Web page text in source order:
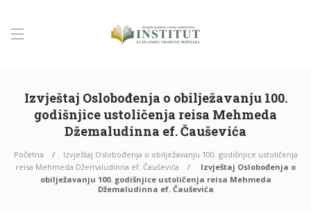
Izvještaj Oslobođenja o obilježavanju 100.
godišnjice ustoličenja reisa Mehmeda
Džemaludinna ef. Čauševića
Početna
Izvještaj Oslobođenja o obilježavanju 100. godišnjice ustoličenja
reisa Mehmeda Džemaludinna ef. Čauševića
Izvještaj Oslobođenja o
obilježavanju 100. godišnjice ustoličenja reisa Mehmeda
Džemaludinna ef. Čauševića